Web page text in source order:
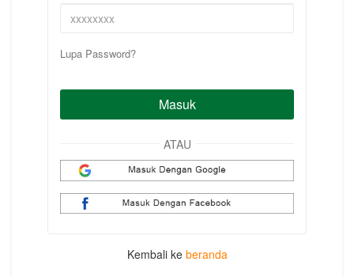
Lupa Password?
Masuk
ATAU
Kembali ke beranda